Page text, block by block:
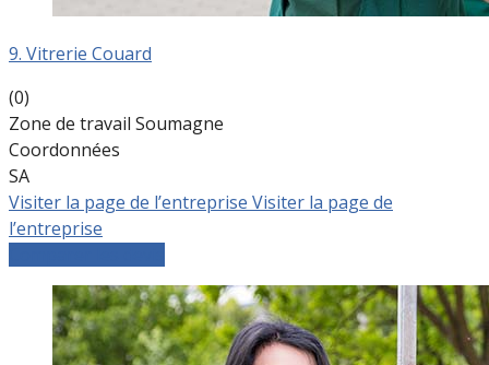
9. Vitrerie Couard
(0)
Zone de travail Soumagne
Coordonnées
SA
Visiter la page de l’entreprise Visiter la page de
l’entreprise